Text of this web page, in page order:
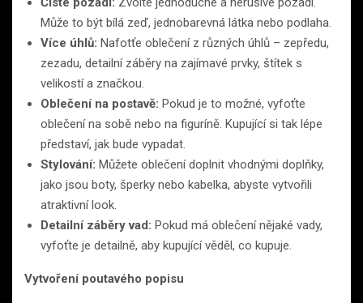
Může to být bílá zeď, jednobarevná látka nebo podlaha.
Více úhlů: Nafotťe oblečení z různých úhlů – zepředu,
zezadu, detailní záběry na zajímavé prvky, štítek s
velikostí a značkou.
Oblečení na postavě: Pokud je to možné, vyfoťte
oblečení na sobě nebo na figuríně. Kupující si tak lépe
představí, jak bude vypadat.
Stylování: Můžete oblečení doplnit vhodnými doplňky,
jako jsou boty, šperky nebo kabelka, abyste vytvořili
atraktivní look.
Detailní záběry vad: Pokud má oblečení nějaké vady,
vyfoťte je detailně, aby kupující věděl, co kupuje.
Vytvoření poutavého popisu